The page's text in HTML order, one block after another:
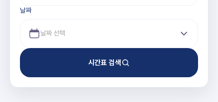
날짜
시간표 검색